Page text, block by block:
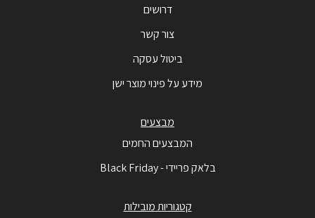
דרושים
צור קשר
ביטול עסקה
מידע על פינוי מוצר ישן
מבצעים
המבצעים החמים
בלאק פריידי - Black Friday
קטגוריות מובילות